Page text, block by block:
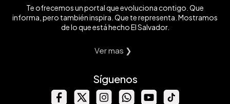
Te ofrecemos un portal que evoluciona contigo. Que
informa, pero también inspira. Que te representa. Mostramos
de lo que está hecho El Salvador.
Ver mas ❯
Síguenos